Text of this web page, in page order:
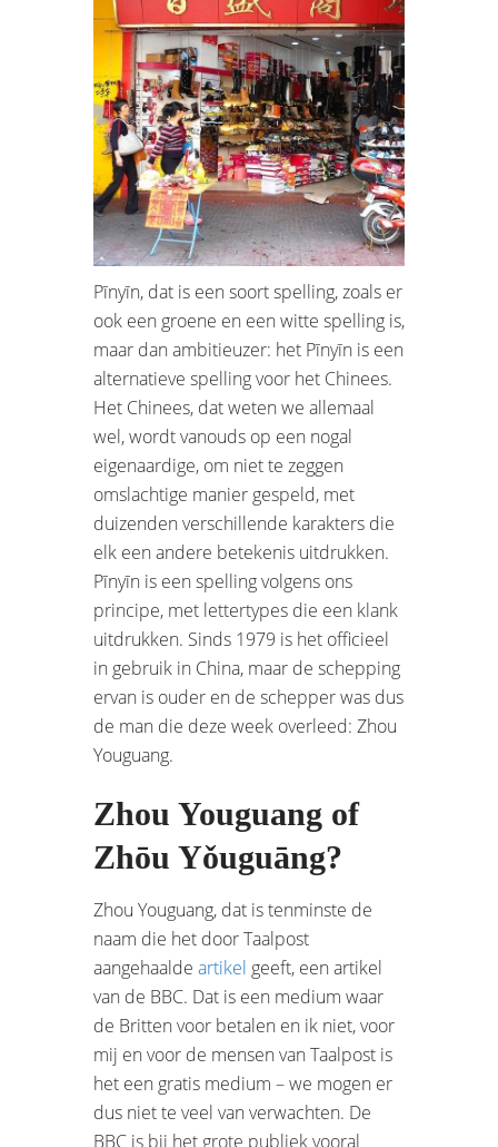
Pīnyīn, dat is een soort spelling, zoals er
ook een groene en een witte spelling is,
maar dan ambitieuzer: het Pīnyīn is een
alternatieve spelling voor het Chinees.
Het Chinees, dat weten we allemaal
wel, wordt vanouds op een nogal
eigenaardige, om niet te zeggen
omslachtige manier gespeld, met
duizenden verschillende karakters die
elk een andere betekenis uitdrukken.
Pīnyīn is een spelling volgens ons
principe, met lettertypes die een klank
uitdrukken. Sinds 1979 is het officieel
in gebruik in China, maar de schepping
ervan is ouder en de schepper was dus
de man die deze week overleed: Zhou
Youguang.
Zhou Youguang of
Zhōu Yǒuguāng?
Zhou Youguang, dat is tenminste de
naam die het door Taalpost
aangehaalde artikel geeft, een artikel
van de BBC. Dat is een medium waar
de Britten voor betalen en ik niet, voor
mij en voor de mensen van Taalpost is
het een gratis medium – we mogen er
dus niet te veel van verwachten. De
BBC is bij het grote publiek vooral